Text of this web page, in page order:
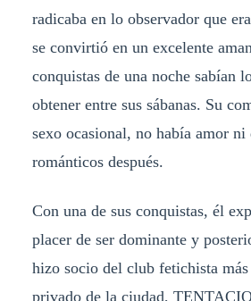
radicaba en lo observador que
se convirtió en un excelente
conquistas de una noche sabían
obtener entre sus sábanas. Su
sexo ocasional, no había amor ni
románticos después.
Con una de sus conquistas, él
placer de ser dominante y
hizo socio del club fetichista
privado de la ciudad,